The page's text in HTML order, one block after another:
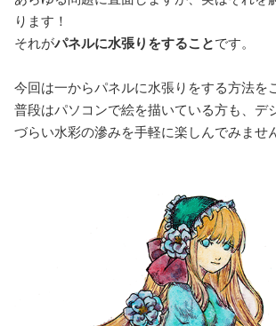
ります！
それがパネルに水張りをすることです。
今回は一からパネルに水張りをする方法を
普段はパソコンで絵を描いている方も、デ
づらい水彩の滲みを手軽に楽しんでみませ